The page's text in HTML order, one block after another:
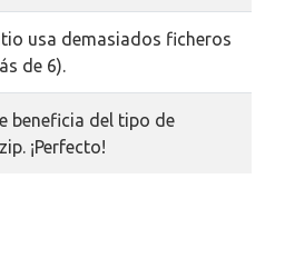
usa demasiados ficheros
de 6).
beneficia del tipo de
¡Perfecto!